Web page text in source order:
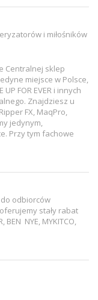
i miłośników
Centralnej sklep
miejsce w Polsce,
FOR EVER i innych
Znajdziesz u
FX, MaqPro,
jedynym,
Przy tym fachowe
odbiorców
stały rabat
BEN NYE, MYKITCO,